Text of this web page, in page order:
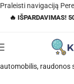
Praleisti navigaciją
🔥 IŠPARDAVIMAS!
automobilis, raudonos